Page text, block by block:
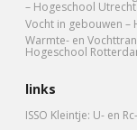
– Hogeschool Utrecht
Vocht in gebouwen
Warmte‐ en
Hogeschool
links
ISSO Kleintje: U- en